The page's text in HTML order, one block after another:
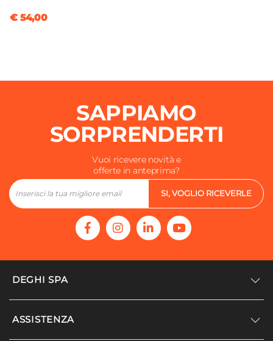
Caratteristiche
Sezione Attacchi A Muro
Ø 2,5 cm
Materiale Doccino
Materiale Flessibile
Sezione Asta
€ 54,00
SAPPIAMO
SORPRENDERTI
Vuoi ricevere novità e
offerte in anteprima?
SI, VOGLIO RICEVERLE
DEGHI SPA
Accedi/Registrati
ASSISTENZA